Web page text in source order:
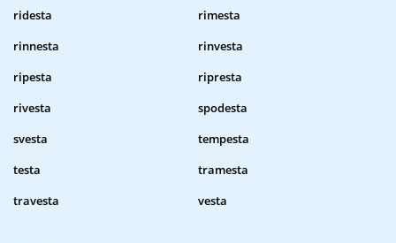
ridesta
rimesta
rinnesta
rinvesta
ripesta
ripresta
rivesta
spodesta
svesta
tempesta
testa
tramesta
travesta
vesta